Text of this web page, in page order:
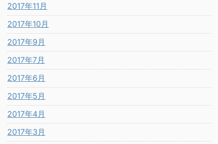
2017年11月
2017年10月
2017年9月
2017年7月
2017年6月
2017年5月
2017年4月
2017年3月